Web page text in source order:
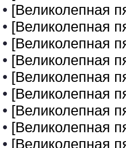
• [Великолепная
• [Великолепная
• [Великолепная
• [Великолепная
• [Великолепная
• [Великолепная
• [Великолепная
• [Великолепная
• [Великолепная